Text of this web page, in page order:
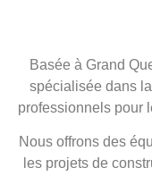
Basée à Grand
spécialisée dans
professionnels pour
Nous offrons des
les projets de